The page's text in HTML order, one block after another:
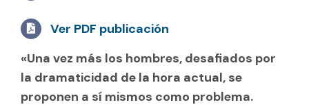
Ver PDF publicación
«Una vez más los hombres, desafiados por
la dramaticidad de la hora actual, se
proponen a sí mismos como problema.